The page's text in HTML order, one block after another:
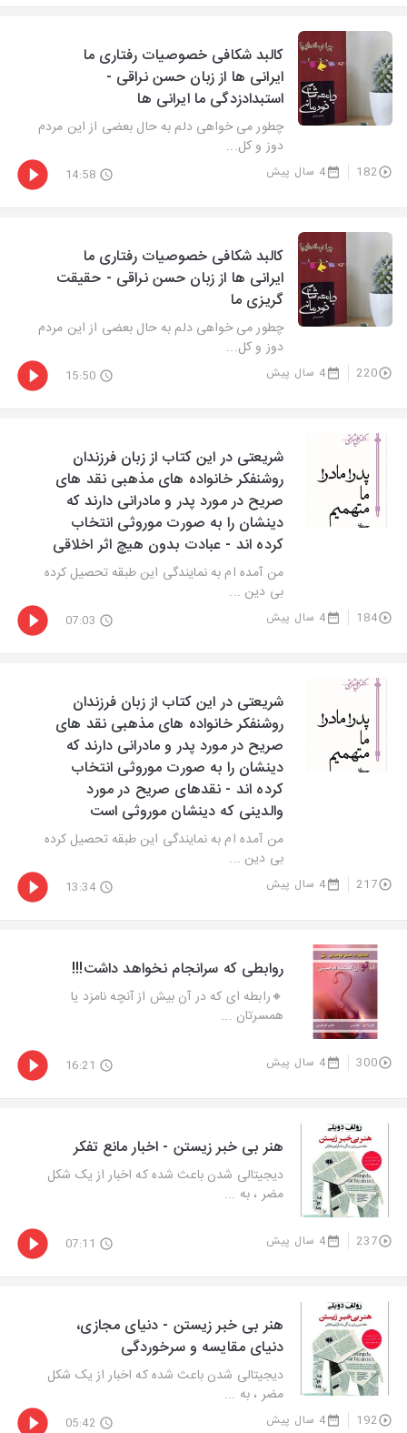
کالبد شکافی خصوصیات رفتاری ما
ایرانی ها از زبان حسن نراقی -
استبدادزدگی ما ایرانی ها
چطور می خواهی دلم به حال بعضی از این مردم
دوز و کل...
182 4 سال پیش 14:58
کالبد شکافی خصوصیات رفتاری ما
ایرانی ها از زبان حسن نراقی - حقیقت
گریزی ما
چطور می خواهی دلم به حال بعضی از این مردم
دوز و کل...
220 4 سال پیش 15:50
شریعتی در این کتاب از زبان فرزندان
روشنفکر خانواده های مذهبی نقد های
صریح در مورد پدر و مادرانی دارند که
دینشان‌ را به صورت موروثی انتخاب
کرده اند - عبادت بدون هیچ اثر اخلاقی
من آمده ام به نمایندگی این طبقه تحصیل کرده
بی دین ...
184 4 سال پیش 07:03
شریعتی در این کتاب از زبان فرزندان
روشنفکر خانواده های مذهبی نقد های
صریح در مورد پدر و مادرانی دارند که
دینشان‌ را به صورت موروثی انتخاب
کرده اند - نقدهای صریح در مورد
والدینی که دینشان موروثی است
من آمده ام به نمایندگی این طبقه تحصیل کرده
بی دین ...
217 4 سال پیش 13:34
روابطی که سرانجام نخواهد داشت!!!
🔸️رابطه ای که در آن بیش از آنچه نامزد یا
همسرتان ...
300 4 سال پیش 16:21
هنر بی خبر زیستن - اخبار مانع تفکر
دیجیتالی شدن باعث شده که اخبار از یک شکل
مضر ، به ...
237 4 سال پیش 07:11
هنر بی خبر زیستن - دنیای مجازی،
دنیای مقایسه و سرخوردگی
دیجیتالی شدن باعث شده که اخبار از یک شکل
مضر ، به ...
192 4 سال پیش 05:42